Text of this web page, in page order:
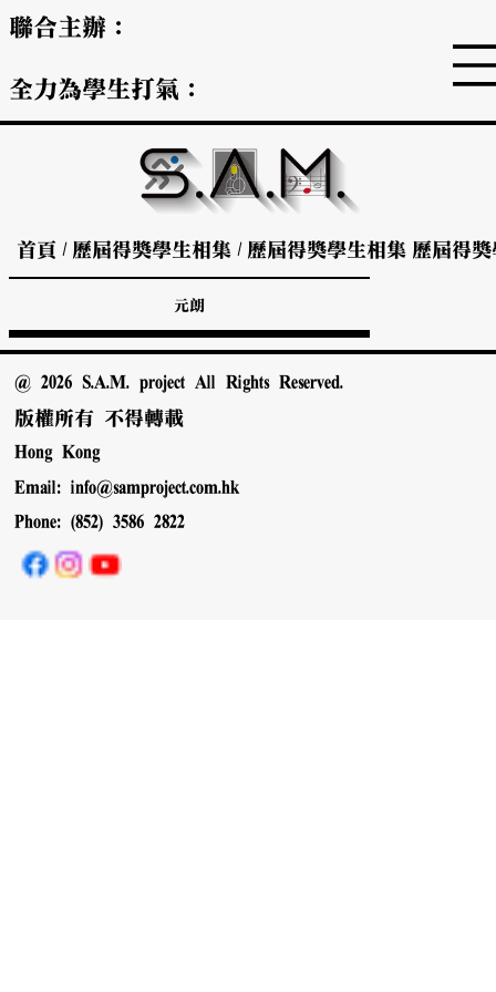
聯合主辦：
全力為學生打氣：
首頁 / 歷屆得獎學生相集 / 歷屆得獎學生相集 歷屆得
元朗
@ 2026 S.A.M. project All Rights Reserved.
版權所有 不得轉載
Hong Kong
Email: info@samproject.com.hk
Phone: (852) 3586 2822